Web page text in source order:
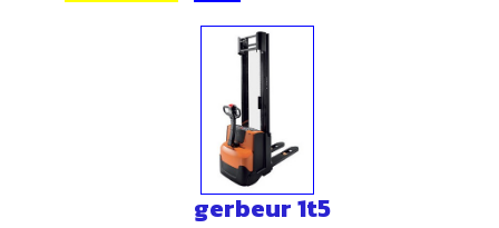
gerbeur 1t5